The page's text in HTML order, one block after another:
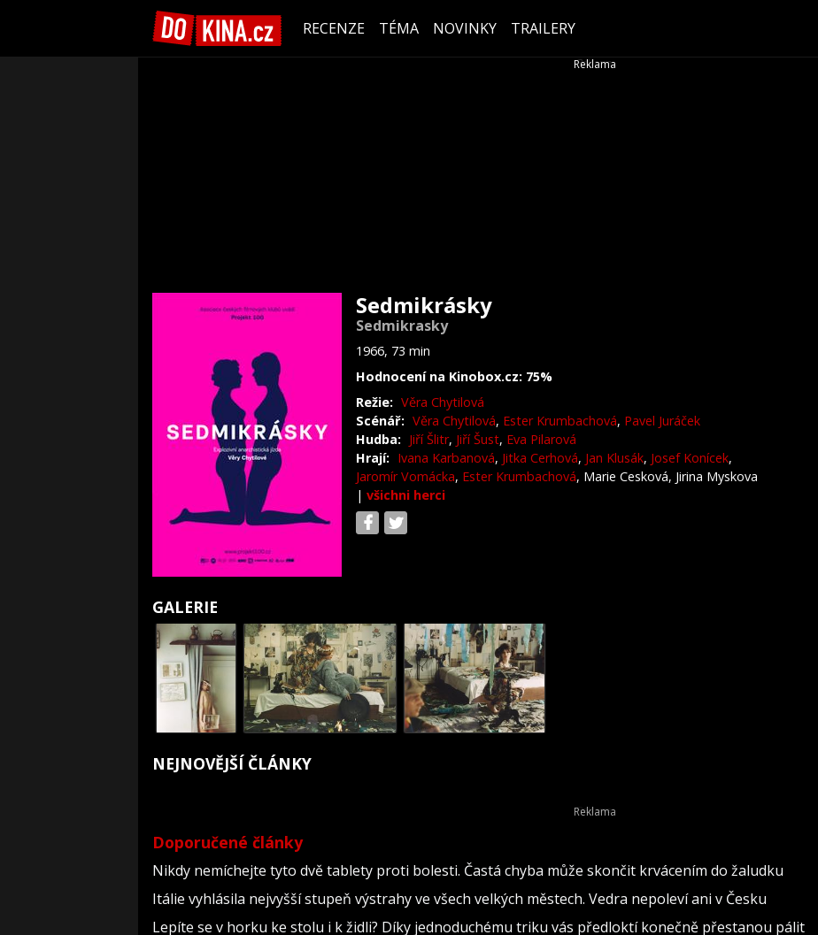
RECENZE TÉMA NOVINKY TRAILERY
Sedmikrásky
Sedmikrasky
1966, 73 min
Hodnocení na Kinobox.cz: 75%
Režie: Věra Chytilová
Scénář: Věra Chytilová, Ester Krumbachová, Pavel Juráček
Hudba: Jiří Šlitr, Jiří Šust, Eva Pilarová
Hrají: Ivana Karbanová, Jitka Cerhová, Jan Klusák, Josef Konícek,
Jaromír Vomácka, Ester Krumbachová, Marie Cesková, Jirina Myskova
| všichni herci
GALERIE
NEJNOVĚJŠÍ ČLÁNKY
Doporučené články
Nikdy nemíchejte tyto dvě tablety proti bolesti. Častá chyba může skončit krvácením do žaludku
Itálie vyhlásila nejvyšší stupeň výstrahy ve všech velkých městech. Vedra nepoleví ani v Česku
Lepíte se v horku ke stolu i k židli? Díky jednoduchému triku vás předloktí konečně přestanou pálit